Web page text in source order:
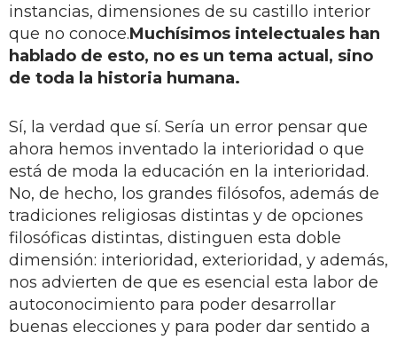
instancias, dimensiones de su castillo interior
que no conoce.Muchísimos intelectuales han
hablado de esto, no es un tema actual, sino
de toda la historia humana.
Sí, la verdad que sí. Sería un error pensar que
ahora hemos inventado la interioridad o que
está de moda la educación en la interioridad.
No, de hecho, los grandes filósofos, además de
tradiciones religiosas distintas y de opciones
filosóficas distintas, distinguen esta doble
dimensión: interioridad, exterioridad, y además,
nos advierten de que es esencial esta labor de
autoconocimiento para poder desarrollar
buenas elecciones y para poder dar sentido a